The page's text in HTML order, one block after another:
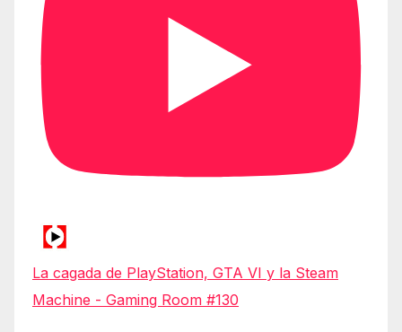
La cagada de PlayStation, GTA VI y la Steam
Machine - Gaming Room #130